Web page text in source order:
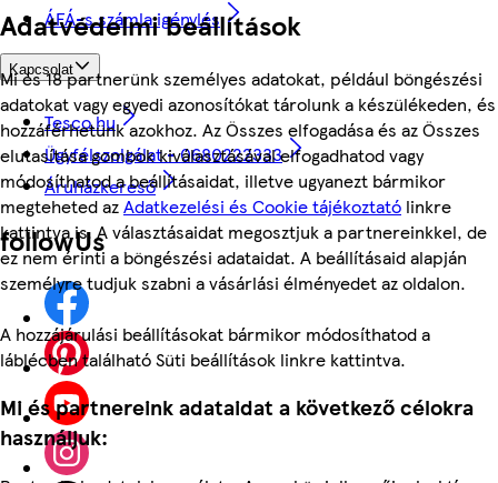
Adatvédelmi beállítások
Mi és 18 partnerünk személyes adatokat, például böngészési
adatokat vagy egyedi azonosítókat tárolunk a készülékeden, és
hozzáférhetünk azokhoz. Az Összes elfogadása és az Összes
elutasítása gombok kiválasztásával elfogadhatod vagy
módosíthatod a beállításaidat, illetve ugyanezt bármikor
megteheted azAdatkezelési és Cookie tájékoztató linkre
kattintva is. A választásaidat megosztjuk a partnereinkkel, de
ez nem érinti a böngészési adataidat. A beállításaid alapján
személyre tudjuk szabni a vásárlási élményedet az oldalon.
A hozzájárulási beállításokat bármikor módosíthatod a
láblécben található Süti beállítások linkre kattintva.
Mi és partnereink adataidat a következő célokra
használjuk:
ÁFÁ-s számla igénylés
Kapcsolat
Tesco.hu
Ügyfélszolgálat - 0680222333
Áruházkereső
followUs